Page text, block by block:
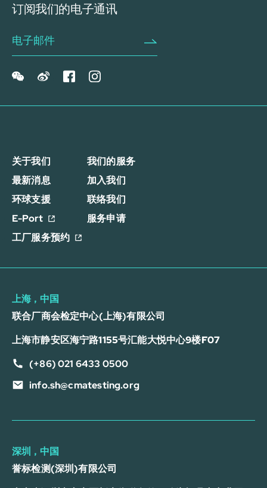
订阅我们的电子通讯
关于我们
我们的服务
最新消息
加入我们
环球支援
联络我们
E-Port
服务申请
工厂服务预约
上海，中国
联合厂商会检定中心(上海)有限公司
上海市静安区海宁路1155号汇能大悦中心9楼F07
(+86) 021 6433 0500
info.sh@cmatesting.org
深圳，中国
誉标检测(深圳)有限公司